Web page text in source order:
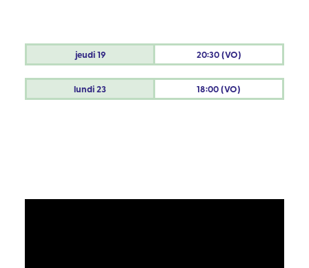
jeudi19 20:30 (VO)
lundi23 18:00 (VO)